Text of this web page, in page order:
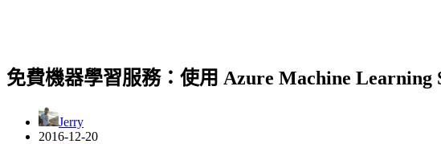
免費機器學習服務：使用 Azure Machine Learning
Jerry
2016-12-20